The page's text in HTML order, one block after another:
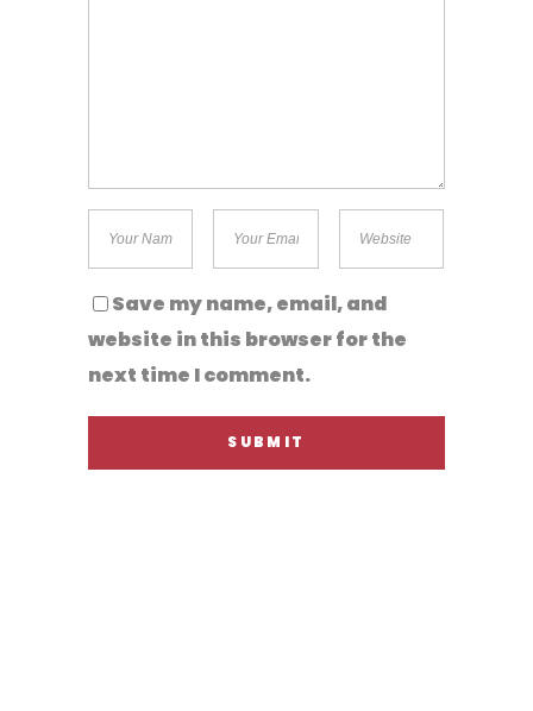
Save my name, email, and
website in this browser for the
next time I comment.